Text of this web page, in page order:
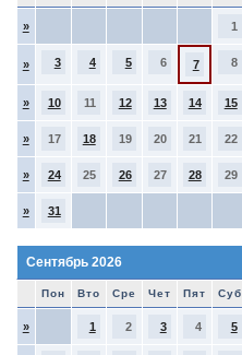
» 1
» 3 4 5 6 7 8
» 10 11 12 13 14 15
» 17 18 19 20 21 22
» 24 25 26 27 28 29
» 31
Сентябрь 2026
Пон Вто Сре Чет Пят Суб
» 1 2 3 4 5